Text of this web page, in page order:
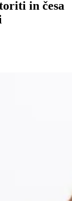
in česa